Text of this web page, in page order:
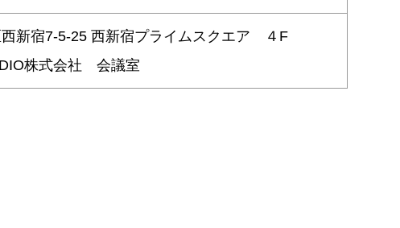
新宿7-5-25 西新宿プライムスクエア ４F
株式会社 会議室